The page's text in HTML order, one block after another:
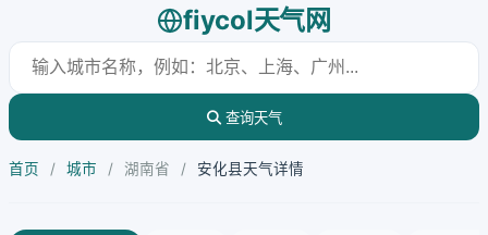
fiycol天气网
查询天气
首页 / 城市 / 湖南省 / 安化县天气详情